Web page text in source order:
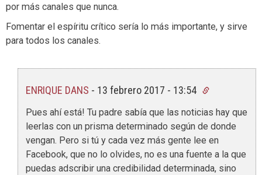
por más canales que nunca.
Fomentar el espíritu crítico sería lo más importante, y sirve
para todos los canales.
ENRIQUE DANS - 13 febrero 2017 - 13:54
Pues ahí está! Tu padre sabía que las noticias hay que
leerlas con un prisma determinado según de donde
vengan. Pero si tú y cada vez más gente lee en
Facebook, que no lo olvides, no es una fuente a la que
puedas adscribir una credibilidad determinada, sino